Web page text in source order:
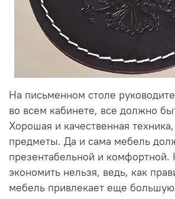
На письменном столе
во всем кабинете, все должно
Хорошая и качественная
предметы. Да и сама мебель
презентабельной и комфортной.
экономить нельзя, ведь, как
мебель привлекает еще